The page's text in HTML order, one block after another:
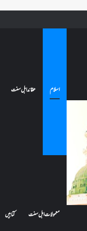
میں جا سکتا ہے؟
اسلام عقائد اہل سنت
معمولات اہل سنت کتابیں